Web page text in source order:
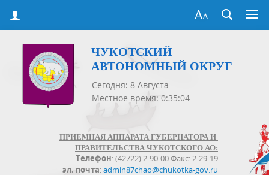
ЧУКОТСКИЙ
АВТОНОМНЫЙ ОКРУГ
Сегодня: 8 Августа
Местное время: 0:35:04
ПРИЕМНАЯ АППАРАТА ГУБЕРНАТОРА И
ПРАВИТЕЛЬСТВА ЧУКОТСКОГО АО:
Телефон: (42722) 2-90-00 Факс: 2-29-19
эл. почта:admin87chao@chukotka-gov.ru